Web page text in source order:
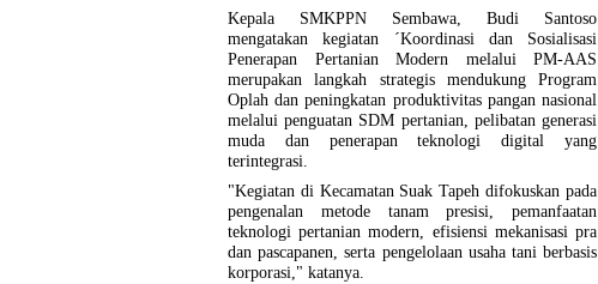
Kepala SMKPPN Sembawa, Budi Santoso
mengatakan kegiatan ´Koordinasi dan Sosialisasi
Penerapan Pertanian Modern melalui PM-AAS
merupakan langkah strategis mendukung Program
Oplah dan peningkatan produktivitas pangan nasional
melalui penguatan SDM pertanian, pelibatan generasi
muda dan penerapan teknologi digital yang
terintegrasi.
"Kegiatan di Kecamatan Suak Tapeh difokuskan pada
pengenalan metode tanam presisi, pemanfaatan
teknologi pertanian modern, efisiensi mekanisasi pra
dan pascapanen, serta pengelolaan usaha tani berbasis
korporasi," katanya.